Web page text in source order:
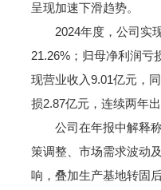
呈现加速下滑趋势。
2024年度，公司实
21.26%；归母净利润亏
现营业收入9.01亿元，
损2.87亿元，连续两年出
公司在年报中解释
策调整、市场需求波动
响，叠加生产基地转固